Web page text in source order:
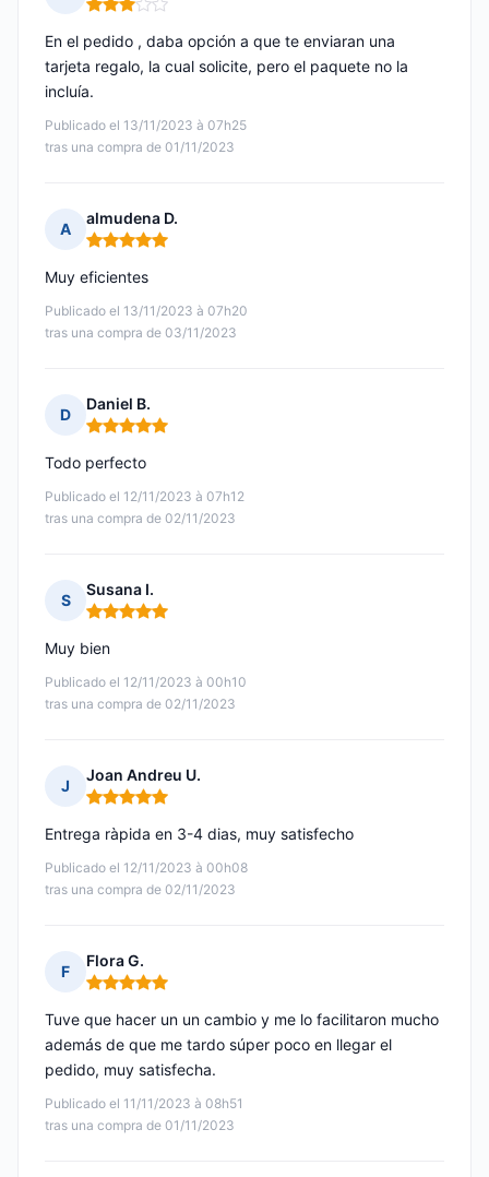
Nota: 3 de 5
Publicado el 13/11/2023 à 07h25
tras una compra de 01/11/2023
En el pedido , daba opción a que te enviaran una
tarjeta regalo, la cual solicite, pero el paquete no la
incluía.
A
almudena D.
Nota: 5 de 5
Publicado el 13/11/2023 à 07h20
tras una compra de 03/11/2023
Muy eficientes
D
Daniel B.
Nota: 5 de 5
Publicado el 12/11/2023 à 07h12
tras una compra de 02/11/2023
Todo perfecto
S
Susana I.
Nota: 5 de 5
Publicado el 12/11/2023 à 00h10
tras una compra de 02/11/2023
Muy bien
J
Joan Andreu U.
Nota: 5 de 5
Publicado el 12/11/2023 à 00h08
tras una compra de 02/11/2023
Entrega ràpida en 3-4 dias, muy satisfecho
F
Flora G.
Nota: 5 de 5
Publicado el 11/11/2023 à 08h51
tras una compra de 01/11/2023
Tuve que hacer un un cambio y me lo facilitaron mucho
además de que me tardo súper poco en llegar el
pedido, muy satisfecha.